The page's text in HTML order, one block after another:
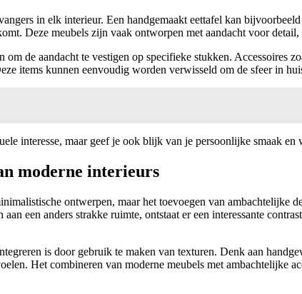
in elk interieur. Een handgemaakt eettafel kan
Deze meubels zijn vaak ontworpen met aandacht voor
de aandacht te vestigen op specifieke stukken. Accessoires
items kunnen eenvoudig worden verwisseld om de sfeer in
interesse, maar geef je ook blijk van je persoonlijke smaak en
moderne interieurs
ontwerpen, maar het toevoegen van ambachtelijke
een anders strakke ruimte, ontstaat er een interessante
is door gebruik te maken van texturen. Denk aan
Het combineren van moderne meubels met ambachtelijke